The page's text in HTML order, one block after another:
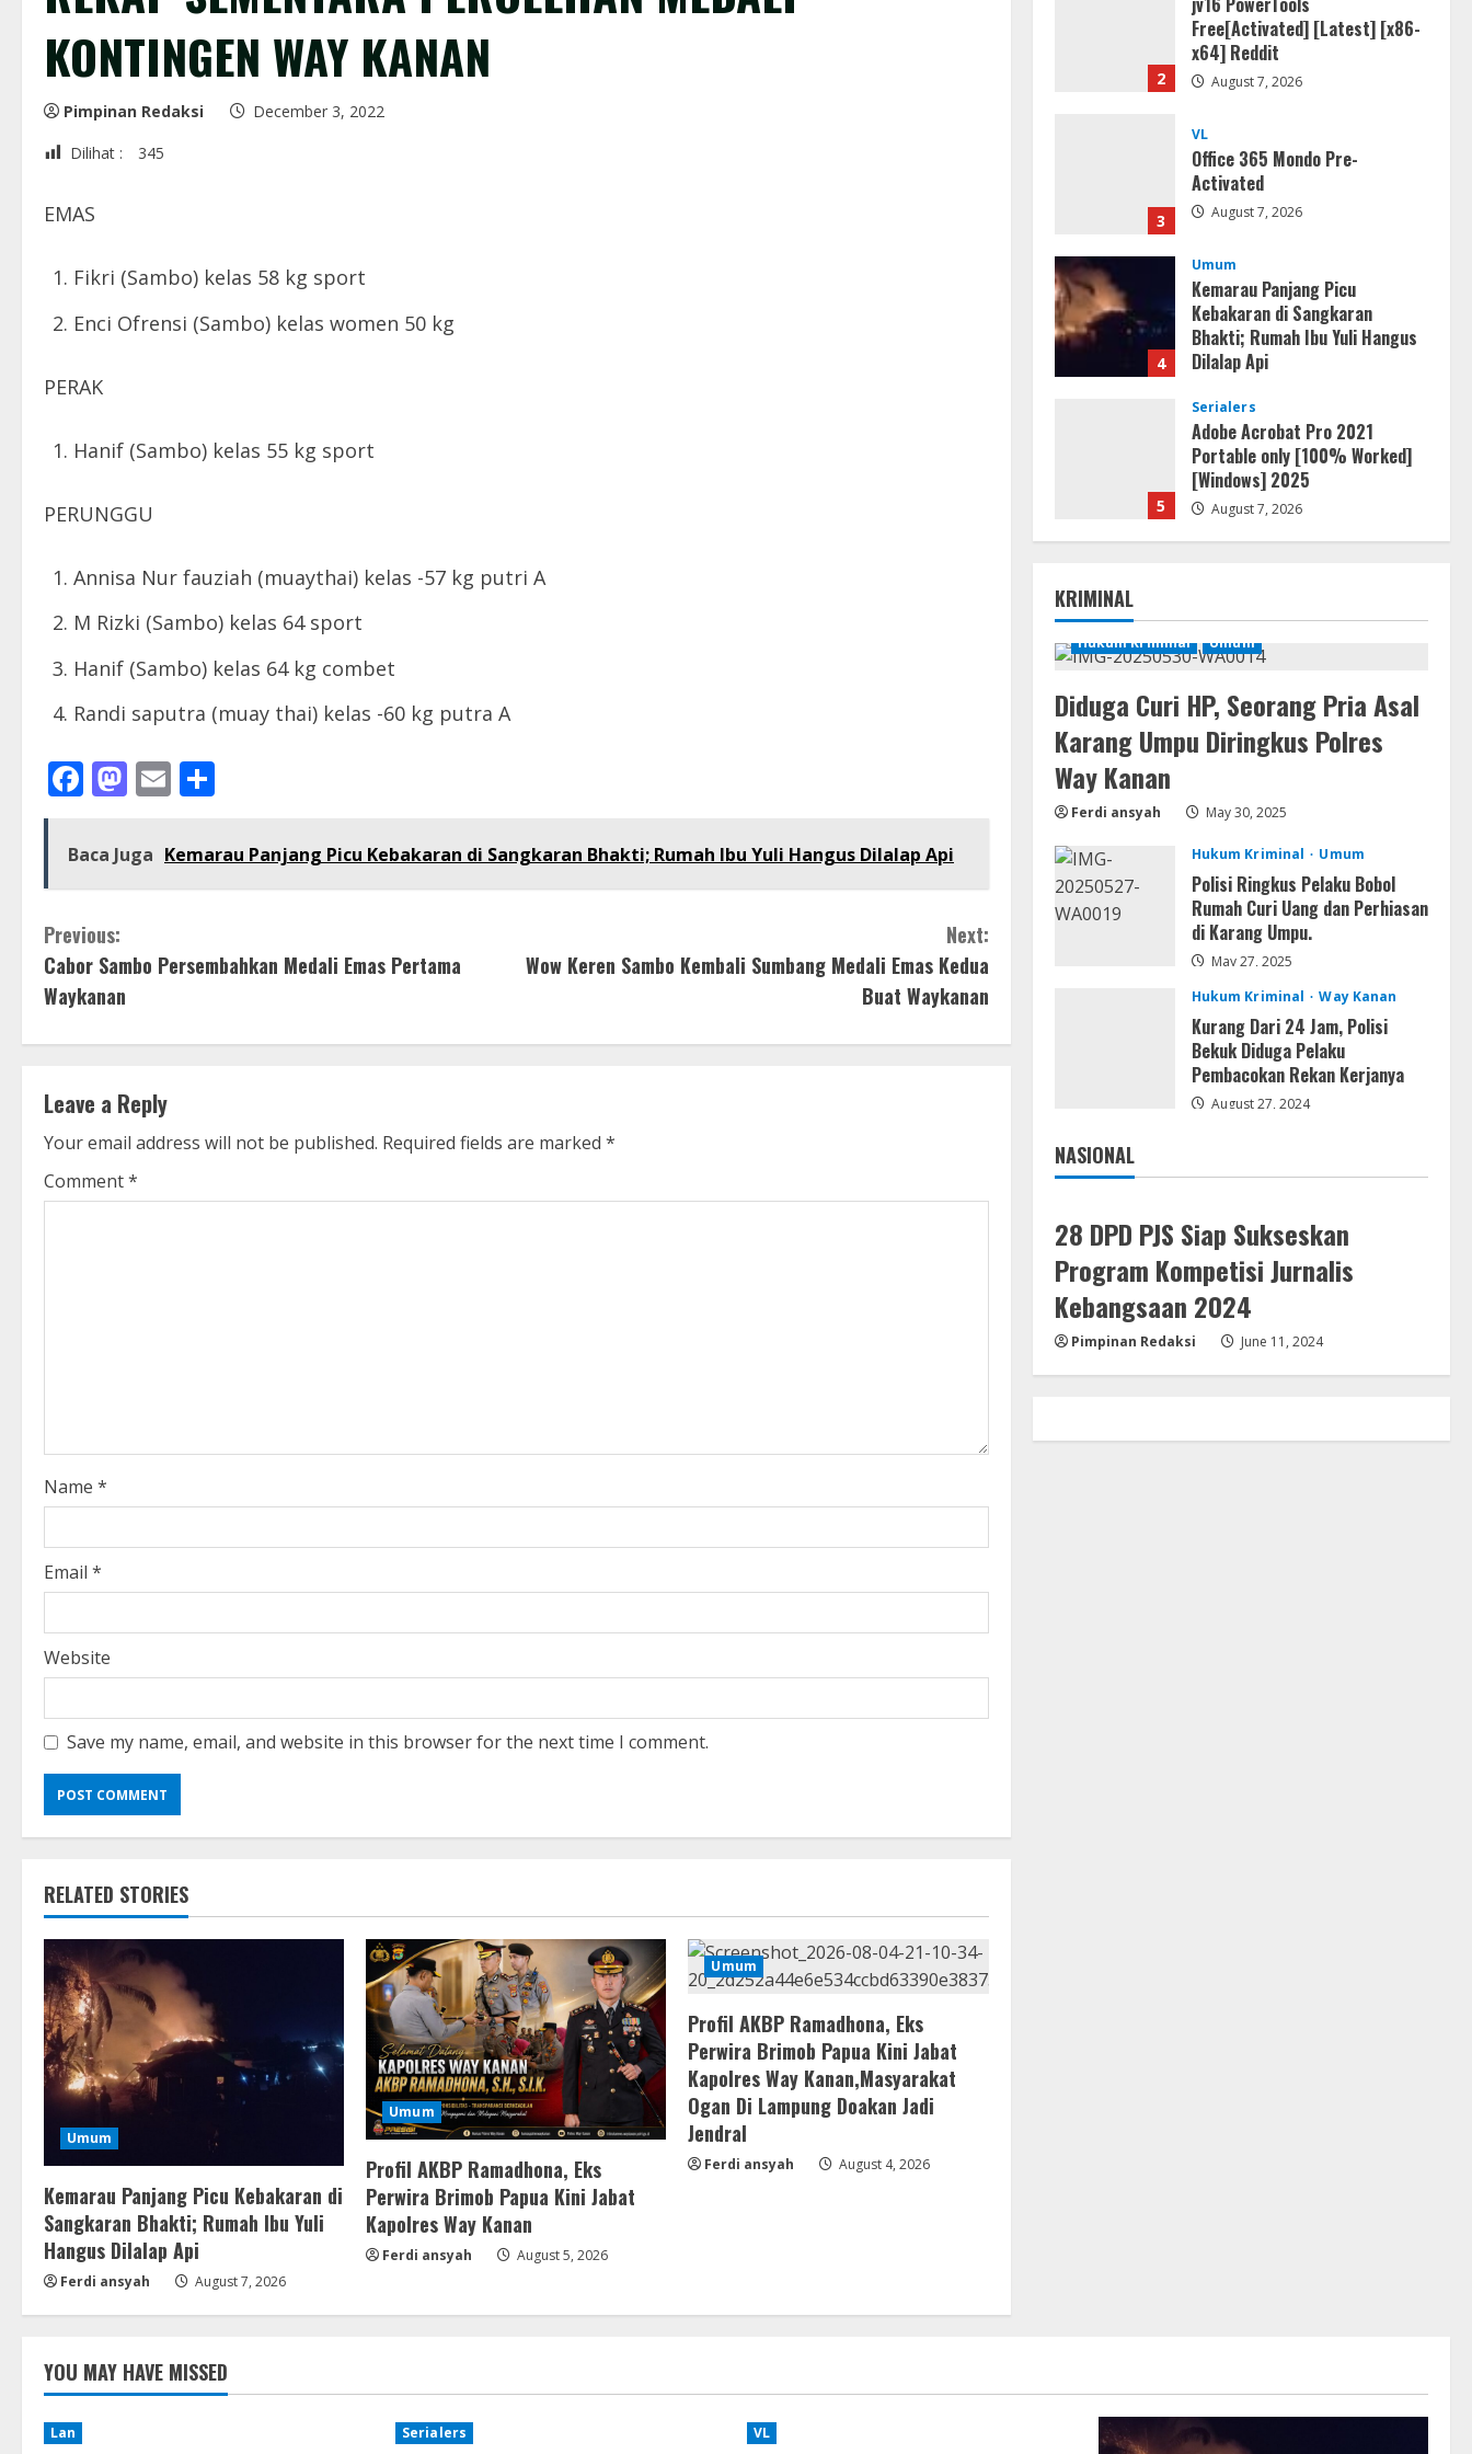
KONTINGEN WAY KANAN
Pimpinan Redaksi
December 3, 2022
Dilihat :
345
EMAS
Fikri (Sambo) kelas 58 kg sport
Enci Ofrensi (Sambo) kelas women 50 kg
PERAK
Hanif (Sambo) kelas 55 kg sport
PERUNGGU
Annisa Nur fauziah (muaythai) kelas -57 kg putri A
M Rizki (Sambo) kelas 64 sport
Hanif (Sambo) kelas 64 kg combet
Randi saputra (muay thai) kelas -60 kg putra A
Facebook
Mastodon
Email
Baca Juga Kemarau Panjang Picu Kebakaran di Sangkaran Bhakti; Rumah Ibu Yuli Hangus Dilalap Api
C
o
n
i
n
u
d
i
n
g
Previous:
Cabor Sambo Persembahkan Medali Emas Pertama
Waykanan
Next:
Wow Keren Sambo Kembali Sumbang Medali Emas Kedua
Buat Waykanan
Leave a Reply
Your email address will not be published. Required fields are marked *
Comment*
Name *
Email *
Website
Save my name, email, and website in this browser for the next time I comment.
RELATED STORIES
Umum
Kemarau Panjang Picu Kebakaran di
Sangkaran Bhakti; Rumah Ibu Yuli
Hangus Dilalap Api
Ferdi ansyah August 7, 2026
Umum
Profil AKBP Ramadhona, Eks
Perwira Brimob Papua Kini Jabat
Kapolres Way Kanan
Ferdi ansyah August 5, 2026
Umum
Profil AKBP Ramadhona, Eks
Perwira Brimob Papua Kini Jabat
Kapolres Way Kanan,Masyarakat
Ogan Di Lampung Doakan Jadi
Jendral
Ferdi ansyah August 4, 2026
2
Free[Activated] [Latest] [x86-
x64] Reddit
August 7, 2026
3
VL
Office 365 Mondo Pre-
Activated
August 7, 2026
4
Umum
Kemarau Panjang Picu
Kebakaran di Sangkaran
Bhakti; Rumah Ibu Yuli Hangus
Dilalap Api
5
Serialers
Adobe Acrobat Pro 2021
Portable only [100% Worked]
[Windows] 2025
August 7, 2026
1 August 7, 2026
2
Serialers
jv16 PowerTools
Free[Activated] [Latest] [x86-
x64] Reddit
VL
Office 365 Mondo Pre-
Activated
August 7, 2026
Kemarau Panjang Picu
Kebakaran di Sangkaran
Bhakti; Rumah Ibu Yuli Hangus
Dilalap Api
August 7, 2026
August 7, 2026
KRIMINAL
Hukum Kriminal Umum
Diduga Curi HP, Seorang Pria Asal
Karang Umpu Diringkus Polres
Way Kanan
Ferdi ansyah May 30, 2025
Hukum Kriminal Umum
Polisi Ringkus Pelaku Bobol
Rumah Curi Uang dan Perhiasan
di Karang Umpu.
May 27, 2025
Hukum Kriminal
Way Kanan
Kurang Dari 24 Jam, Polisi
Bekuk Diduga Pelaku
Pembacokan Rekan Kerjanya
August 27, 2024
NASIONAL
Jakarta
28 DPD PJS Siap Sukseskan
Program Kompetisi Jurnalis
Kebangsaan 2024
Pimpinan Redaksi June 11, 2024
YOU MAY HAVE MISSED
Lan Serialers VL